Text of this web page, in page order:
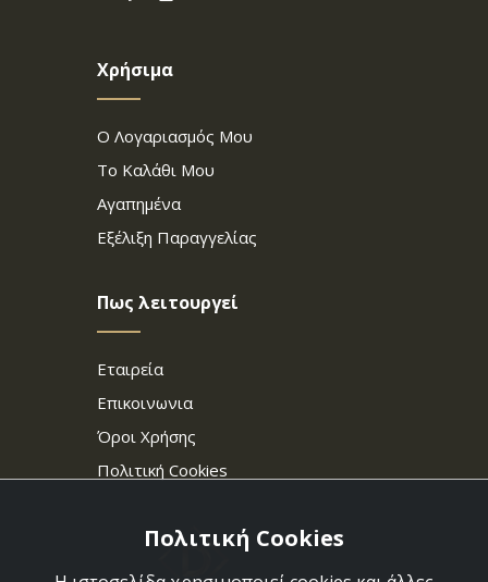
Χρήσιμα
Ο Λογαριασμός Μου
Το Καλάθι Μου
Αγαπημένα
Εξέλιξη Παραγγελίας
Πως λειτουργεί
Εταιρεία
Επικοινωνια
Όροι Χρήσης
Πολιτική Cookies
Πολιτική Cookies